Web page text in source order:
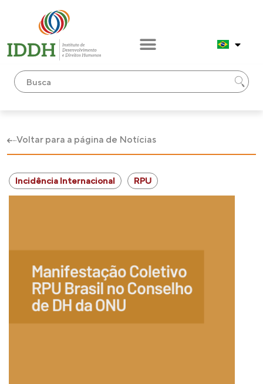
Voltar para a página de Notícias
Incidência Internacional RPU